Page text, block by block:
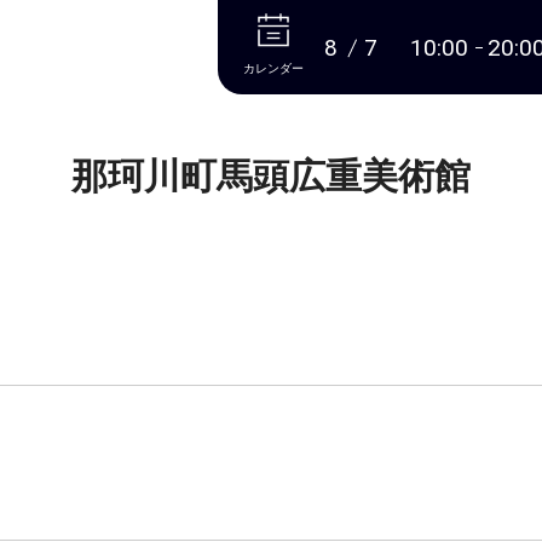
本文へ
カレンダー
8 7 10:00
那珂川町馬頭広重美術館